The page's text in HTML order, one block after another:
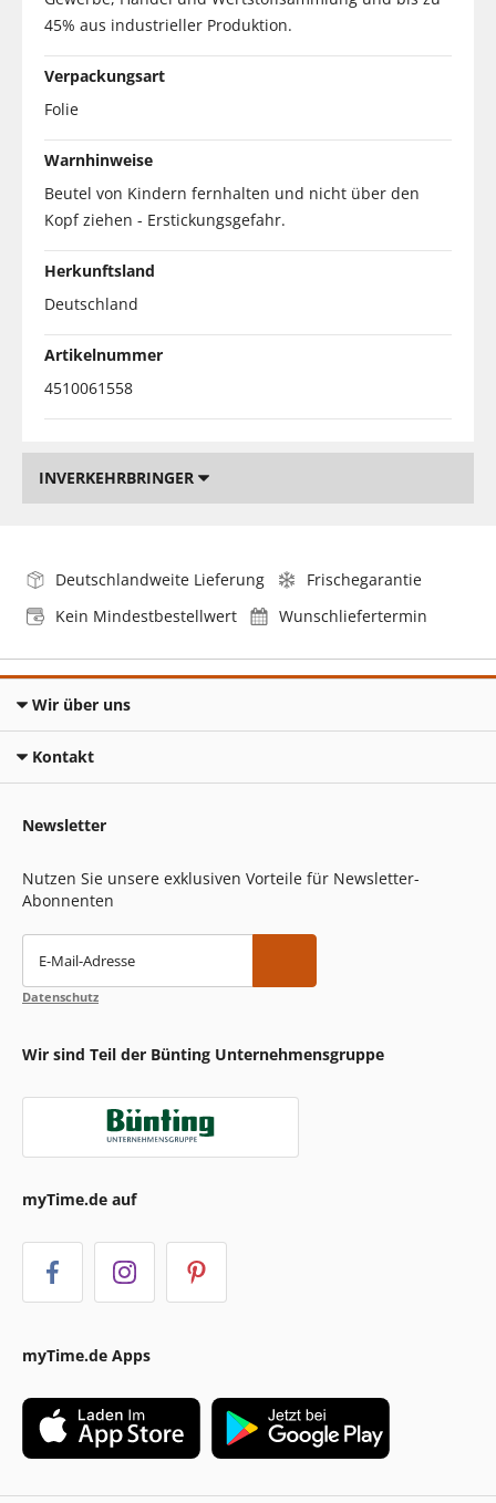
45% aus industrieller Produktion.
Verpackungsart
Folie
Warnhinweise
Beutel von Kindern fernhalten und nicht über den
Kopf ziehen - Erstickungsgefahr.
Herkunftsland
Deutschland
Artikelnummer
4510061558
INVERKEHRBRINGER
Deutschlandweite Lieferung
Frischegarantie
Kein Mindestbestellwert
Wunschliefertermin
Wir über uns
Kontakt
Newsletter
Nutzen Sie unsere exklusiven Vorteile für Newsletter-
Abonnenten
E-Mail-Adresse
Datenschutz
Wir sind Teil der Bünting Unternehmensgruppe
myTime.de auf
myTime.de Apps